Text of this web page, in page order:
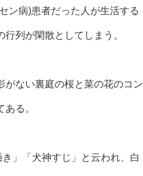
ン病)患者だった人が生活する
列が閑散としてしまう。
がない裏庭の桜と菜の花のコン
る。
」「犬神すじ」と云われ、白